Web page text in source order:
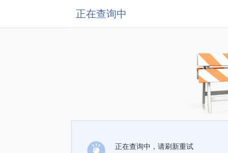
正在查询中
正在查询中，请刷新重试